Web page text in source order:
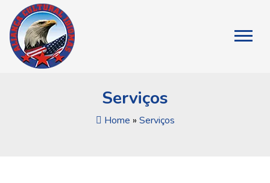
Serviços
Home » Serviços